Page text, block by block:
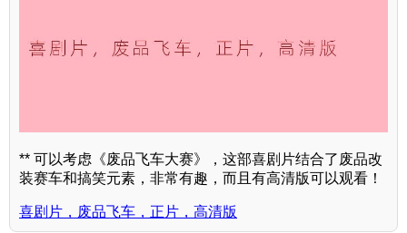
** 可以考虑《废品飞车大赛》，这部喜剧片结合了废品改
装赛车和搞笑元素，非常有趣，而且有高清版可以观看！
喜剧片，废品飞车，正片，高清版